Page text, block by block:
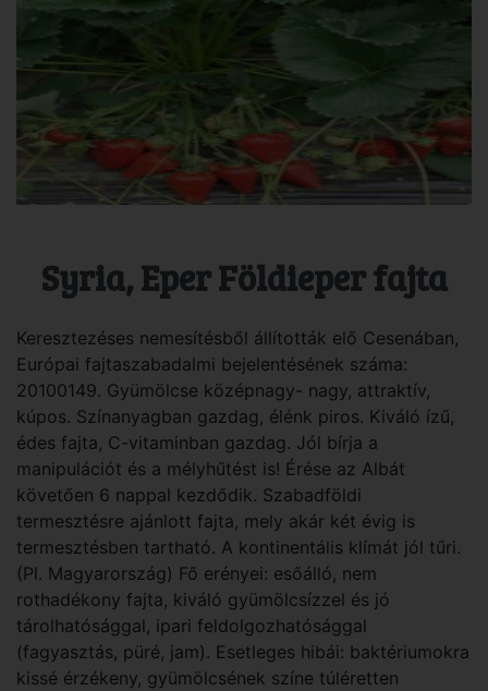
Syria, Eper Földieper fajta
Keresztezéses nemesítésből állították elő Cesenában,
Európai fajtaszabadalmi bejelentésének száma:
20100149. Gyümölcse középnagy- nagy, attraktív,
kúpos. Színanyagban gazdag, élénk piros. Kiváló ízű,
édes fajta, C-vitaminban gazdag. Jól bírja a
manipulációt és a mélyhűtést is! Érése az Albát
követően 6 nappal kezdődik. Szabadföldi
termesztésre ajánlott fajta, mely akár két évig is
termesztésben tartható. A kontinentális klímát jól tűri.
(Pl. Magyarország) Fő erényei: esőálló, nem
rothadékony fajta, kiváló gyümölcsízzel és jó
tárolhatósággal, ipari feldolgozhatósággal
(fagyasztás, püré, jam). Esetleges hibái: baktériumokra
kissé érzékeny, gyümölcsének színe túléretten